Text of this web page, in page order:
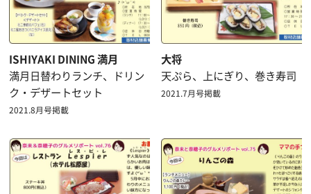
ISHIYAKI DINING 満月
満月日替わりランチ、ドリン
ク・デザートセット
2021.8月号掲載
大将
天ぷら、上にぎり、巻き寿司
2021.7月号掲載